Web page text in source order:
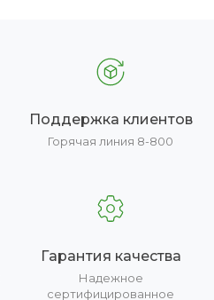
Поддержка клиентов
Горячая линия 8-800
Гарантия качества
Надежное
сертифицированное